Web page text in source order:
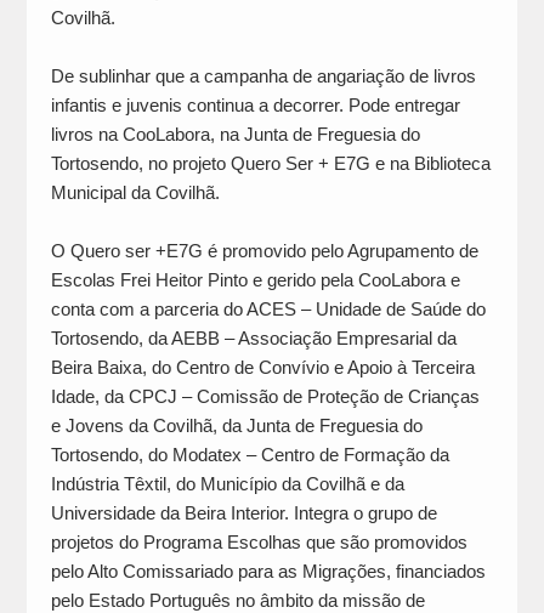
Covilhã.
De sublinhar que a campanha de angariação de livros
infantis e juvenis continua a decorrer. Pode entregar
livros na CooLabora, na Junta de Freguesia do
Tortosendo, no projeto Quero Ser + E7G e na Biblioteca
Municipal da Covilhã.
O Quero ser +E7G é promovido pelo Agrupamento de
Escolas Frei Heitor Pinto e gerido pela CooLabora e
conta com a parceria do ACES – Unidade de Saúde do
Tortosendo, da AEBB – Associação Empresarial da
Beira Baixa, do Centro de Convívio e Apoio à Terceira
Idade, da CPCJ – Comissão de Proteção de Crianças
e Jovens da Covilhã, da Junta de Freguesia do
Tortosendo, do Modatex – Centro de Formação da
Indústria Têxtil, do Município da Covilhã e da
Universidade da Beira Interior. Integra o grupo de
projetos do Programa Escolhas que são promovidos
pelo Alto Comissariado para as Migrações, financiados
pelo Estado Português no âmbito da missão de